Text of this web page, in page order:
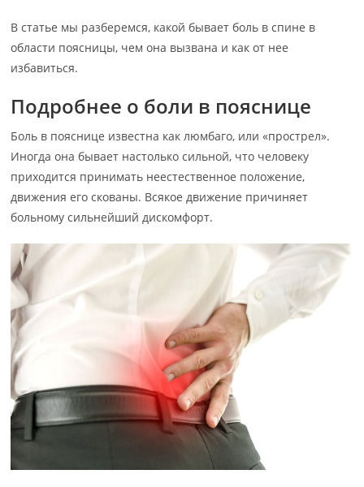
В статье мы разберемся, какой бывает боль в спине в
области поясницы, чем она вызвана и как от нее
избавиться.
Подробнее о боли в пояснице
Боль в пояснице известна как люмбаго, или «прострел».
Иногда она бывает настолько сильной, что человеку
приходится принимать неестественное положение,
движения его скованы. Всякое движение причиняет
больному сильнейший дискомфорт.